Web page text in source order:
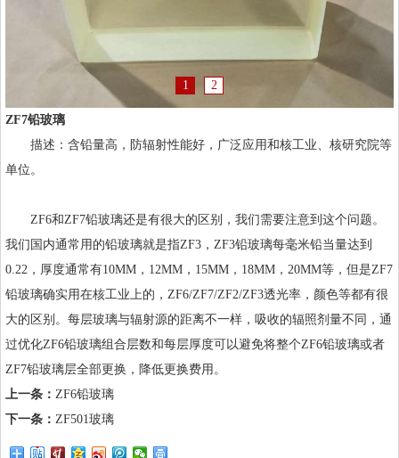
1 2
ZF7铅玻璃
描述：含铅量高，防辐射性能好，广泛应用和核工业、核研究院等
单位。
ZF6和ZF7铅玻璃还是有很大的区别，我们需要注意到这个问题。
我们国内通常用的铅玻璃就是指ZF3，ZF3铅玻璃每毫米铅当量达到
0.22，厚度通常有10MM，12MM，15MM，18MM，20MM等，但是ZF7
铅玻璃确实用在核工业上的，ZF6/ZF7/ZF2/ZF3透光率，颜色等都有很
大的区别。每层玻璃与辐射源的距离不一样，吸收的辐照剂量不同，通
过优化ZF6铅玻璃组合层数和每层厚度可以避免将整个ZF6铅玻璃或者
ZF7铅玻璃层全部更换，降低更换费用。
上一条： ZF6铅玻璃
下一条： ZF501玻璃